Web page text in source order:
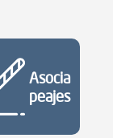
Asocia
peajes